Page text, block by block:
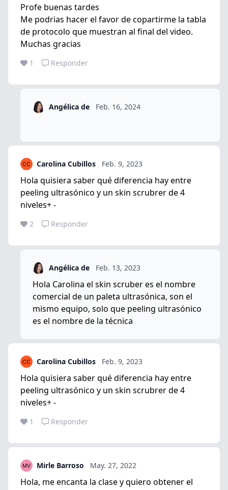
Profe buenas tardes
Me podrias hacer el favor de copartirme la tabla
de protocolo que muestran al final del video.
Muchas gracias
1 Responder
Angélica de Feb. 16, 2024
Carolina Cubillos Feb. 9, 2023
Hola quisiera saber qué diferencia hay entre
peeling ultrasónico y un skin scrubrer de 4
niveles+ -
2 Responder
Angélica de Feb. 13, 2023
Hola Carolina el skin scruber es el nombre
comercial de un paleta ultrasónica, son el
mismo equipo, solo que peeling ultrasónico
es el nombre de la técnica
Carolina Cubillos Feb. 9, 2023
Hola quisiera saber qué diferencia hay entre
peeling ultrasónico y un skin scrubrer de 4
niveles+ -
1 Responder
Mirle Barroso May. 27, 2022
Hola, me encanta la clase y quiero obtener el